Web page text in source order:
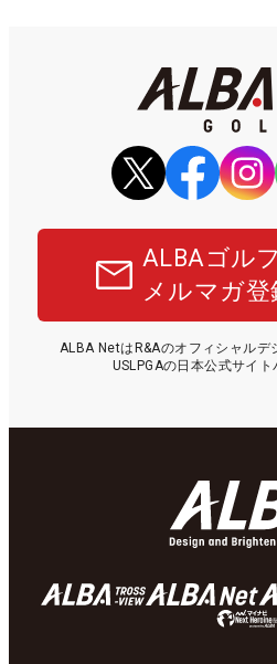
ALBAゴル
メルマガ
ALBA NetはR&Aのオフィシャルデ
USLPGAの日本公式サイト